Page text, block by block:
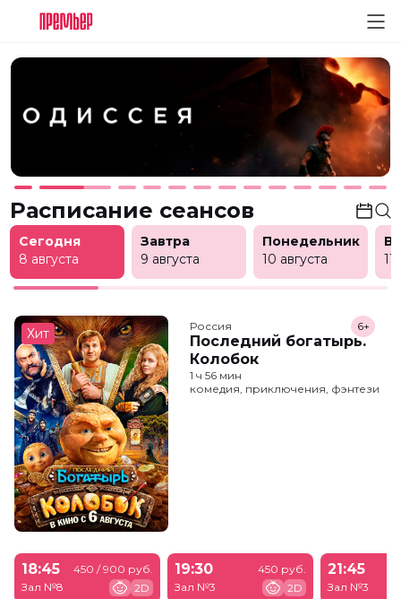
Расписание сеансов
Сегодня
8 августа
Завтра
9 августа
Понедельник
10 августа
11
Хит Россия
Последний богатырь.
Колобок
6+
1 ч 56 мин
комедия, приключения, фэнтези
18:45
Зал №8
450 / 900 руб.
2D
19:30
Зал №3
450 руб.
2D
21:45
Зал №3